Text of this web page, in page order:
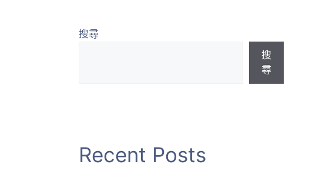
搜尋
搜
尋
Recent Posts